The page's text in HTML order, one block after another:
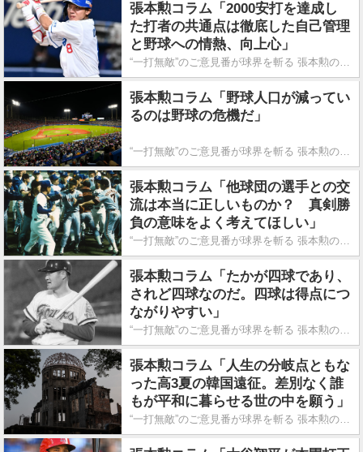
張本勲コラム「2000安打を達成し
た打者の共通点は徹底した自己管理
と野球への情熱、向上心」
“一打無敵”のご意見番が球界を斬る 張本勲の喝!!
張本勲コラム「野球人口が減ってい
るのは野球の危機だ」
“一打無敵”のご意見番が球界を斬る 張本勲の喝!!
張本勲コラム「他球団の選手との交
流は本当に正しいものか？ 真剣勝
負の意味をよく考えてほしい」
“一打無敵”のご意見番が球界を斬る 張本勲の喝!!
張本勲コラム「たかが四球であり、
されど四球なのだ。四球は得点につ
ながりやすい」
“一打無敵”のご意見番が球界を斬る 張本勲の喝!!
張本勲コラム「人生の分岐点ともな
った高3夏の韓国遠征。差別なく誰
もが平和に暮らせる世の中を願う」
“一打無敵”のご意見番が球界を斬る 張本勲の喝!!